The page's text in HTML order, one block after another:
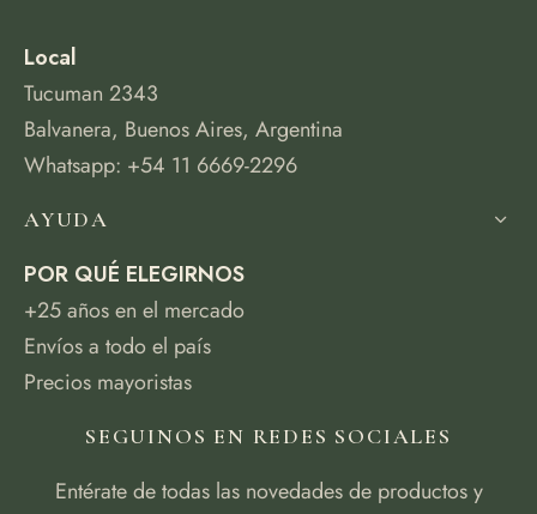
Local
Tucuman 2343
Balvanera, Buenos Aires, Argentina
Whatsapp: +54 11 6669-2296
AYUDA
POR QUÉ ELEGIRNOS
+25 años en el mercado
Envíos a todo el país
Precios mayoristas
SEGUINOS EN REDES SOCIALES
Entérate de todas las novedades de productos y